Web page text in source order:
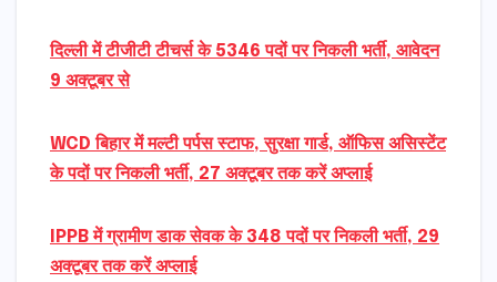
दिल्ली में टीजीटी टीचर्स के 5346 पदों पर निकली भर्ती, आवेदन
9 अक्टूबर से
WCD बिहार में मल्टी पर्पस स्टाफ, सुरक्षा गार्ड, ऑफिस असिस्टेंट
के पदों पर निकली भर्ती, 27 अक्टूबर तक करें अप्लाई
IPPB में ग्रामीण डाक सेवक के 348 पदों पर निकली भर्ती, 29
अक्टूबर तक करें अप्लाई